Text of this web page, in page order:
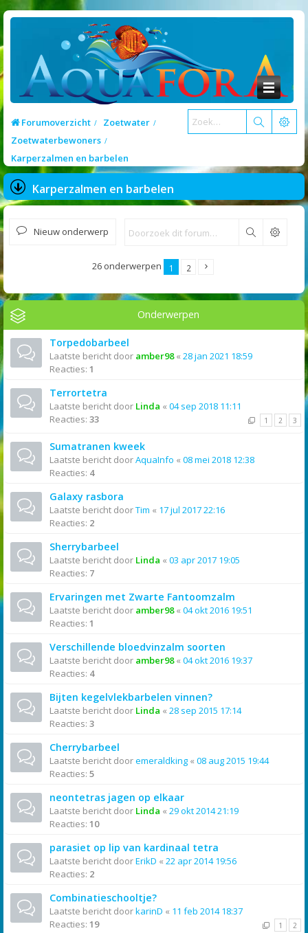
Forumoverzicht
Zoetwater
Zoetwaterbewoners
Karperzalmen en barbelen
Karperzalmen en barbelen
Nieuw onderwerp Zoek
26 onderwerpen 1 2
Onderwerpen
Torpedobarbeel
Laatste bericht door amber98« 28 jan 2021 18:59
Reacties: 1
Terrortetra
Laatste bericht door Linda « 04 sep 2018 11:11
Reacties: 33 1 2 3
Sumatranen kweek
Laatste bericht doorAquaInfo « 08 mei 2018 12:38
Reacties: 4
Galaxy rasbora
Laatste bericht doorTim « 17 jul 2017 22:16
Reacties: 2
Sherrybarbeel
Laatste bericht door Linda « 03 apr 2017 19:05
Reacties: 7
Ervaringen met Zwarte Fantoomzalm
Laatste bericht door amber98« 04 okt 2016 19:51
Reacties: 1
Verschillende bloedvinzalm soorten
Laatste bericht door amber98« 04 okt 2016 19:37
Reacties: 4
Bijten kegelvlekbarbelen vinnen?
Laatste bericht door Linda « 28 sep 2015 17:14
Reacties: 3
Cherrybarbeel
Laatste bericht dooremeraldking « 08 aug 2015 19:44
Reacties: 5
neontetras jagen op elkaar
Laatste bericht door Linda « 29 okt 2014 21:19
Reacties: 10
parasiet op lip van kardinaal tetra
Laatste bericht doorErikD « 22 apr 2014 19:56
Reacties: 2
Combinatieschooltje?
Laatste bericht doorkarinD « 11 feb 2014 18:37
Reacties: 19 1 2